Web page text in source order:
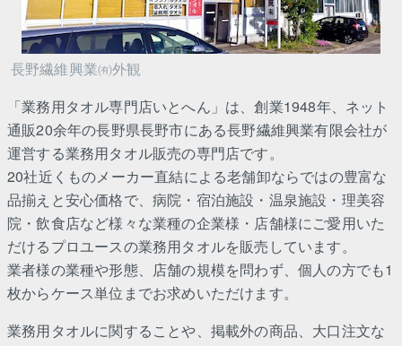
長野繊維興業㈲外観
「業務用タオル専門店いとへん」は、創業1948年、ネット
通販20余年の長野県長野市にある長野繊維興業有限会社が
運営する業務用タオル販売の専門店です。
20社近くものメーカー直結による老舗卸ならではの豊富な
品揃えと安心価格で、病院・宿泊施設・温泉施設・理美容
院・飲食店など様々な業種の企業様・店舗様にご愛用いた
だけるプロユースの業務用タオルを販売しています。
業者様の業種や形態、店舗の規模を問わず、個人の方でも1
枚からケース単位までお求めいただけます。
業務用タオルに関することや、掲載外の商品、大口注文な